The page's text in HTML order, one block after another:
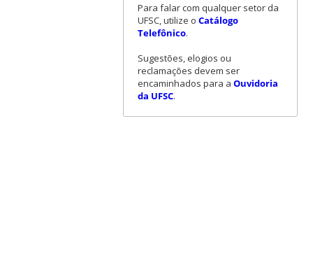
Para falar com qualquer setor da
UFSC, utilize o Catálogo
Telefônico.
Sugestões, elogios ou
reclamações devem ser
encaminhados para a Ouvidoria
da UFSC.